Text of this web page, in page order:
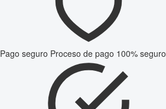
Pago seguro Proceso de pago 100% seguro